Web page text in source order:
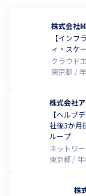
株式会社
【イン
ィ・スケ
クラウド
東京都
株式会社
【ヘルプ
社後3か月
ループ
ネットワ
東京都
年
株